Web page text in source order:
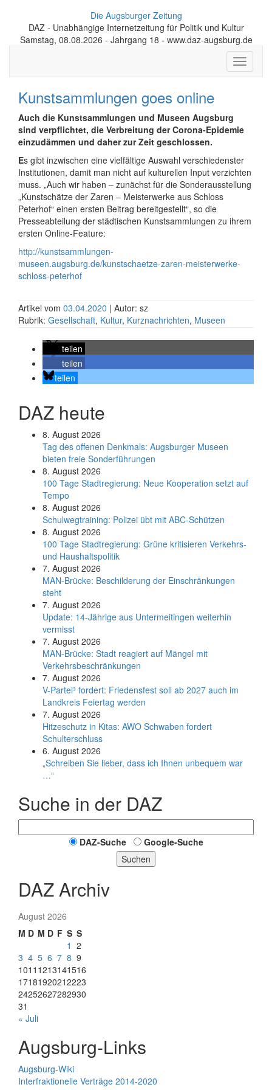
Die Augsburger Zeitung
DAZ - Unabhängige Internetzeitung für Politik und Kultur
Samstag, 08.08.2026 - Jahrgang 18 - www.daz-augsburg.de
Toggle
Kunstsammlungen goes online
Auch die Kunstsammlungen und Museen Augsburg
sind verpflichtet, die Verbreitung der Corona-Epidemie
einzudämmen und daher zur Zeit geschlossen.
Es gibt inzwischen eine vielfältige Auswahl verschiedenster
Institutionen, damit man nicht auf kulturellen Input verzichten
muss. „Auch wir haben – zunächst für die Sonderausstellung
„Kunstschätze der Zaren – Meisterwerke aus Schloss
Peterhof“ einen ersten Beitrag bereitgestellt“, so die
Presseabteilung der städtischen Kunstsammlungen zu ihrem
ersten Online-Feature:
http://kunstsammlungen-
museen.augsburg.de/kunstschaetze-zaren-meisterwerke-
schloss-peterhof
Artikel vom 03.04.2020 | Autor: sz
Rubrik: Gesellschaft, Kultur, Kurznachrichten, Museen
teilen
teilen
teilen
DAZ heute
8. August 2026
Tag des offenen Denkmals: Augsburger Museen
bieten freie Sonderführungen
8. August 2026
100 Tage Stadtregierung: Neue Kooperation setzt auf
Tempo
8. August 2026
Schul­weg­trai­ning: Poli­zei übt mit ABC-Schüt­zen
8. August 2026
100 Tage Stadtregierung: Grüne kritisieren Verkehrs-
und Haushaltspolitik
7. August 2026
MAN-Brücke: Beschilderung der Einschränkungen
steht
7. August 2026
Update: 14-Jährige aus Untermeitingen weiterhin
vermisst
7. August 2026
MAN-Brücke: Stadt reagiert auf Mängel mit
Verkehrsbeschränkungen
7. August 2026
V-Partei­³ fordert: Friedens­fest soll ab 2027 auch im
Land­kreis Feier­tag werden
7. August 2026
Hitzeschutz in Kitas: AWO Schwaben fordert
Schulterschluss
6. August 2026
„Schreiben Sie lieber, dass ich Ihnen unbequem war
…“
Suche in der DAZ
DAZ-Suche
Google-Suche
Suchen
DAZ Archiv
August 2026
M D M D F S S
1 2
3 4 5 6 7 8 9
1011 1213141516
17181920212223
24252627282930
31
« Juli
Augsburg-Links
Augsburg-Wiki
Interfraktionelle Verträge 2014-2020